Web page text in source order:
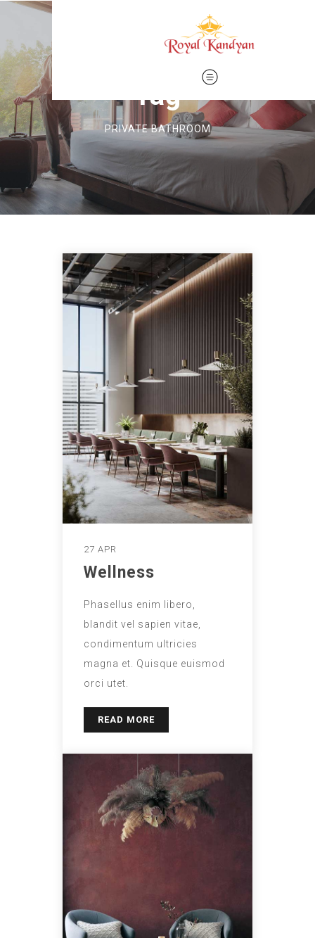
Tag
PRIVATE BATHROOM
27 APR
Wellness
Phasellus enim libero,
blandit vel sapien vitae,
condimentum ultricies
magna et. Quisque euismod
orci utet.
READ MORE